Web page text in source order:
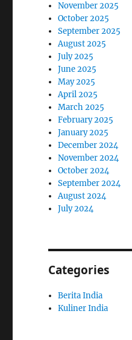
November 2025
October 2025
September 2025
August 2025
July 2025
June 2025
May 2025
April 2025
March 2025
February 2025
January 2025
December 2024
November 2024
October 2024
September 2024
August 2024
July 2024
Categories
Berita India
Kuliner India